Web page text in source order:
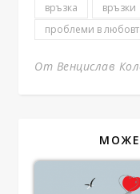
връзка връзки
проблеми в
От Венцислав